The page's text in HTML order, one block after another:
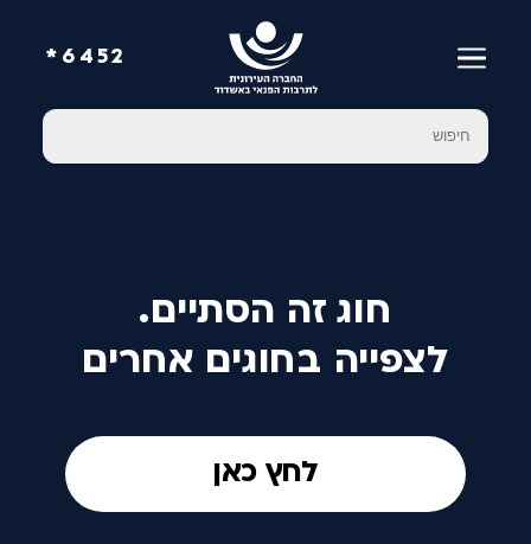
6452*
חוג זה הסתיים.
לצפייה בחוגים אחרים
לחץ כאן